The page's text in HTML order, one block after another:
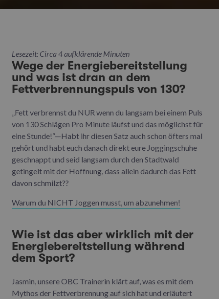
Lesezeit: Circa 4 aufklärende Minuten
Wege der Energiebereitstellung
und was ist dran an dem
Fettverbrennungspuls von 130?
„Fett verbrennst du NUR wenn du langsam bei einem Puls
von 130 Schlägen Pro Minute läufst und das möglichst für
eine Stunde!“—Habt ihr diesen Satz auch schon öfters mal
gehört und habt euch danach direkt eure Joggingschuhe
geschnappt und seid langsam durch den Stadtwald
getingelt mit der Hoffnung, dass allein dadurch das Fett
davon schmilzt??
Warum du NICHT Joggen musst, um abzunehmen!
Wie ist das aber wirklich mit der
Energiebereitstellung während
dem Sport?
Jasmin, unsere OBC Trainerin klärt auf, was es mit dem
Mythos der Fettverbrennung auf sich hat und erläutert